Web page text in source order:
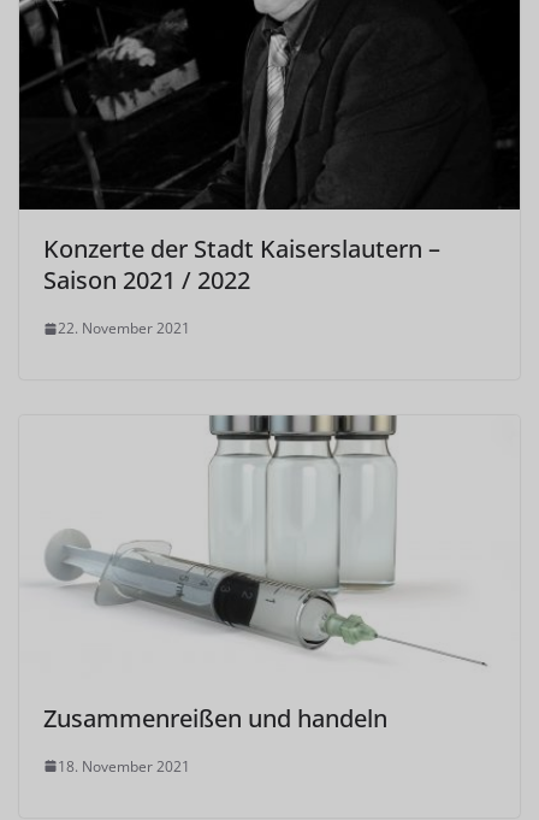
Konzerte der Stadt Kaiserslautern –
Saison 2021 / 2022
22. November 2021
Zusammenreißen und handeln
18. November 2021